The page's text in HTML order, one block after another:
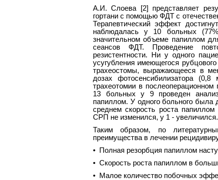
А.И. Слоева [2] представляет
гортани с помощью ФДТ с
Терапевтический эффект
наблюдалась у 10 больных
значительном объеме папиллом
сеансов ФДТ. Проведение
резистентности. Ни у одного
усугубления имеющегося
трахеостомы, выражающееся в
дозах фотосенсибилизатора
трахеотомии в
13 больных у 9 проведен
папиллом. У одного больного была
среднем скорость роста
СРП не изменился, у 1 - увеличился.
Таким образом, по
преимущества в лечении
• Полная резорбция папиллом
• Скорость роста папиллом в
• Малое количество побочных